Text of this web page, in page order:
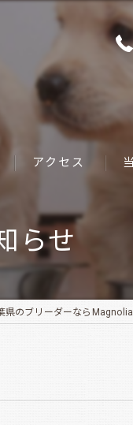
アクセス
犬
らせ
県のブリーダーなら